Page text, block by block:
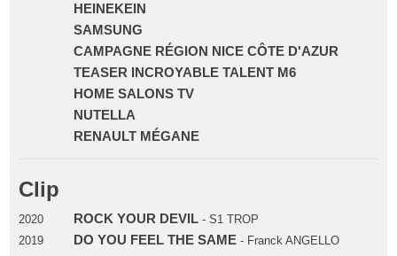
HEINEKEIN
SAMSUNG
CAMPAGNE RÉGION NICE CÔTE D'AZUR
TEASER INCROYABLE TALENT M6
HOME SALONS TV
NUTELLA
RENAULT MÉGANE
Clip
2020 ROCK YOUR DEVIL- S1 TROP
2019
DO YOU FEEL THE SAME- Franck ANGELLO